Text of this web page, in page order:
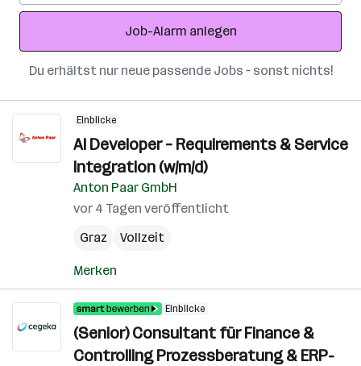
Adresse
Job-Alarm anlegen
Du erhältst nur neue passende Jobs – sonst nichts!
Einblicke
AI Developer – Requirements & Service
Integration (w/m/d)
Anton Paar GmbH
vor 4 Tagen veröffentlicht
Graz
Vollzeit
Merken
Einblicke
(Senior) Consultant für Finance &
Controlling Prozessberatung & ERP-